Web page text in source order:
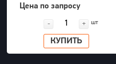
KAWASAKI KPT-55SA
Цена по запросу
- + шт
КУПИТЬ